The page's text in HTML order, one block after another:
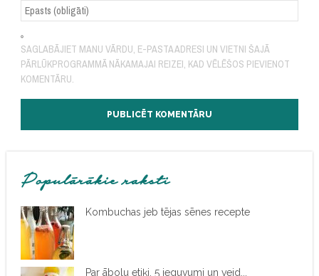
SAGLABĀJIET MANU VĀRDU, E-PASTA ADRESI UN VIETNI ŠAJĀ
PĀRLŪKPROGRAMMĀ NĀKAMAJAI REIZEI, KAD VĒLĒŠOS PIEVIENOT
KOMENTĀRU.
Populārākie raksti
Kombuchas jeb tējas sēnes recepte
Par ābolu etiķi. 5 ieguvumi un veid...